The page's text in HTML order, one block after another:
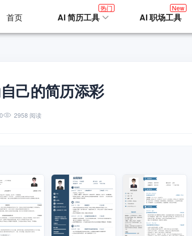
首页 AI 简历工具
热门
AI 职场工具
New
己的简历添彩
2958 阅读